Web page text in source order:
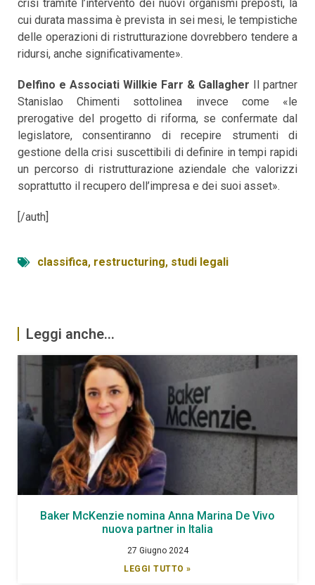
crisi tramite l’intervento dei nuovi organismi preposti, la
cui durata massima è prevista in sei mesi, le tempistiche
delle operazioni di ristrutturazione dovrebbero tendere a
ridursi, anche significativamente».
Delfino e Associati Willkie Farr & Gallagher Il partner
Stanislao Chimenti sottolinea invece come «le
prerogative del progetto di riforma, se confermate dal
legislatore, consentiranno di recepire strumenti di
gestione della crisi suscettibili di definire in tempi rapidi
un percorso di ristrutturazione aziendale che valorizzi
soprattutto il recupero dell’impresa e dei suoi asset».
[/auth]
classifica, restructuring, studi legali
Leggi anche...
Baker McKenzie nomina Anna Marina De Vivo
nuova partner in Italia
27 Giugno 2024
LEGGI TUTTO »